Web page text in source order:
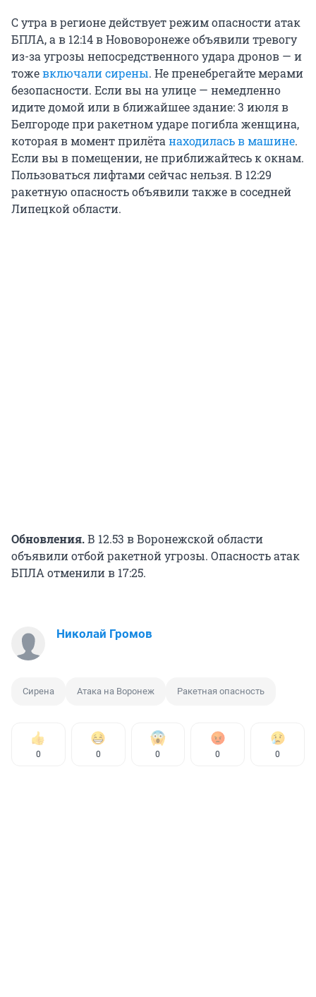
С утра в регионе действует режим опасности атак
БПЛА, а в 12:14 в Нововоронеже объявили тревогу
из-за угрозы непосредственного удара дронов — и
тожевключали сирены. Не пренебрегайте мерами
безопасности. Если вы на улице — немедленно
идите домой или в ближайшее здание: 3 июля в
Белгороде при ракетном ударе погибла женщина,
которая в момент прилётанаходилась в машине.
Если вы в помещении, не приближайтесь к окнам.
Пользоваться лифтами сейчас нельзя. В 12:29
ракетную опасность объявили также в соседней
Липецкой области.
Обновления.В 12.53 в Воронежской области
объявили отбой ракетной угрозы. Опасность атак
БПЛА отменили в 17:25.
Николай Громов
Сирена Атака на Воронеж Ракетная опасность
0 0 0 0 0